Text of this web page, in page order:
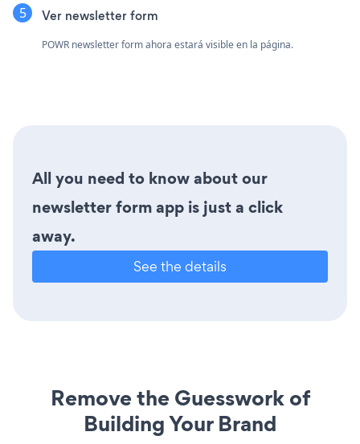
Ver newsletter form
POWR newsletter form ahora estará visible en la página.
All you need to know about our
newsletter form app is just a click
away.
See the details
Remove the Guesswork of
Building Your Brand